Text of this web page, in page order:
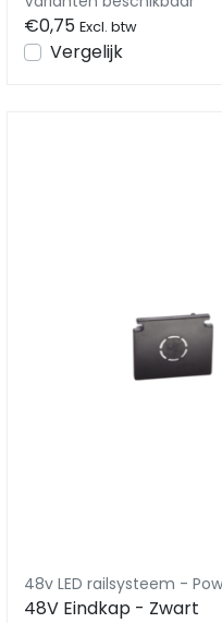
€0,75 Excl. btw
Vergelijk
48v LED railsysteem -
48V Eindkap - Zwart